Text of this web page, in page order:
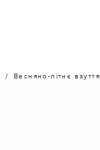
Весняно-літнє взуття